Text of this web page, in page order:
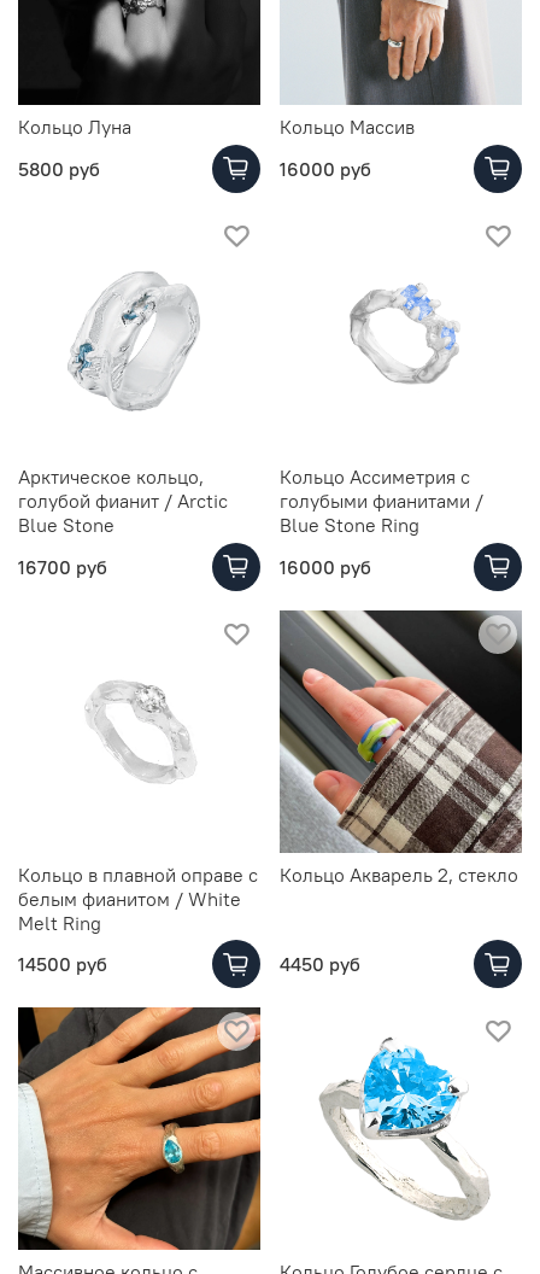
Кольцо Луна
5800 руб
Кольцо Массив
16000 руб
Арктическое кольцо,
голубой фианит / Arctic
Blue Stone
16700 руб
Кольцо Ассиметрия с
голубыми фианитами /
Blue Stone Ring
16000 руб
Кольцо в плавной оправе с
белым фианитом / White
Melt Ring
14500 руб
Кольцо Акварель 2, стекло
4450 руб